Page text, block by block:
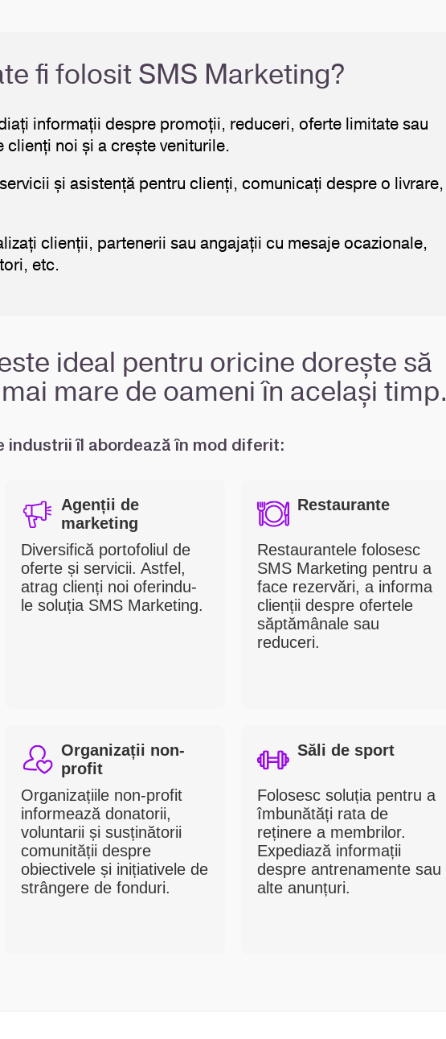
fi folosit SMS Marketing?
informații despre promoții, reduceri, oferte limitate sau
noi și a crește veniturile.
și asistență pentru clienți, comunicați despre o livrare,
clienții, partenerii sau angajații cu mesaje ocazionale,
etc.
ideal pentru oricine dorește să
mare de oameni în același timp.
industrii îl abordează în mod diferit:
Agenții de
marketing
Diversifică portofoliul de
oferte și servicii. Astfel,
atrag clienți noi oferindu-
le soluția SMS Marketing.
Restaurante
Restaurantele folosesc
SMS Marketing pentru a
face rezervări, a informa
clienții despre ofertele
săptămânale sau
reduceri.
Organizații non-
profit
Organizațiile non-profit
informează donatorii,
voluntarii și susținătorii
comunității despre
obiectivele și inițiativele de
strângere de fonduri.
Săli de sport
Folosesc soluția pentru a
îmbunătăți rata de
reținere a membrilor.
Expediază informații
despre antrenamente sau
alte anunțuri.